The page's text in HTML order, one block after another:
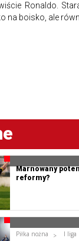
Ronaldo.
na boisko, ale
Marnowany
reformy?
Piłka nożna
I liga